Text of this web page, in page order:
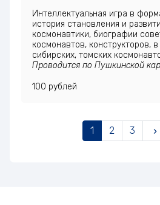
Интеллектуальная игра в
история становления и
космонавтики, биографии
космонавтов, конструкторов,
сибирских, томских
Проводится по Пушкинской
100 рублей
1 2 3